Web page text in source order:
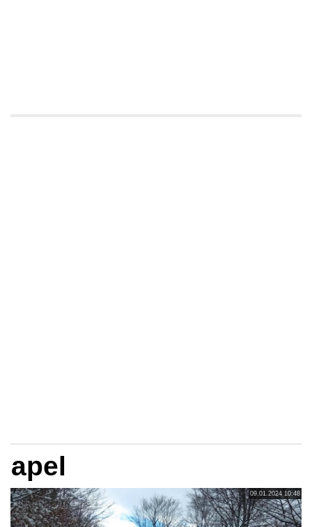
apel
09.01.2024 10:48